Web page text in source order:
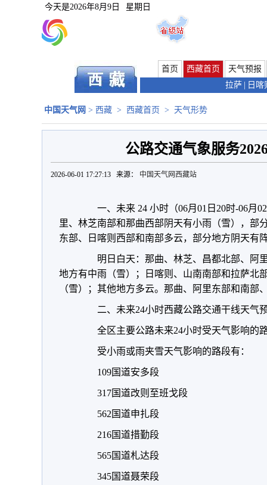
今天是2026年8月9日 星期日
首页 西藏首页
天气预报
拉萨
日喀
中国天气网 > 西藏 > 西藏首页 > 天气形势
公路交通气象服务
2026-06-01 17:27:13 来源： 中国天气网西藏站
一、未来 24 小时（06月01日20时-06月
里、林芝南部和那曲西部阴天有小雨（雪），部
东部、日喀则西部和南部多云，部分地方阴天有
明日白天：那曲、林芝、昌都北部、阿
地方有中雨（雪）；日喀则、山南南部和拉萨北
（雪）；其他地方多云。那曲、阿里东部和南部
二、未来24小时西藏公路交通干线天气
全区主要公路未来24小时受天气影响的
受小雨或雨夹雪天气影响的路段有：
109国道安多段
317国道改则至班戈段
562国道申扎段
216国道措勤段
565国道札达段
345国道聂荣段